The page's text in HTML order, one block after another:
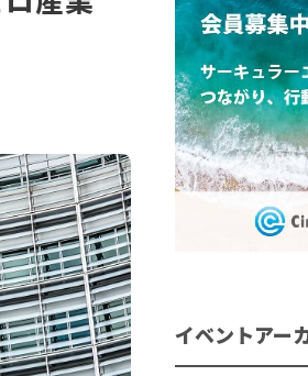
イベントアー